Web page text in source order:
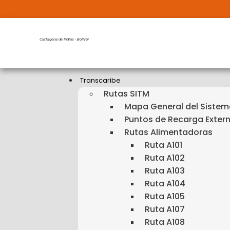
Cartagena de Indias - Bolivar
Transcaribe
Rutas SITM
Mapa General del
Puntos de Recarga
Rutas Alimentadoras
Ruta A101
Ruta A102
Ruta A103
Ruta A104
Ruta A105
Ruta A107
Ruta A108